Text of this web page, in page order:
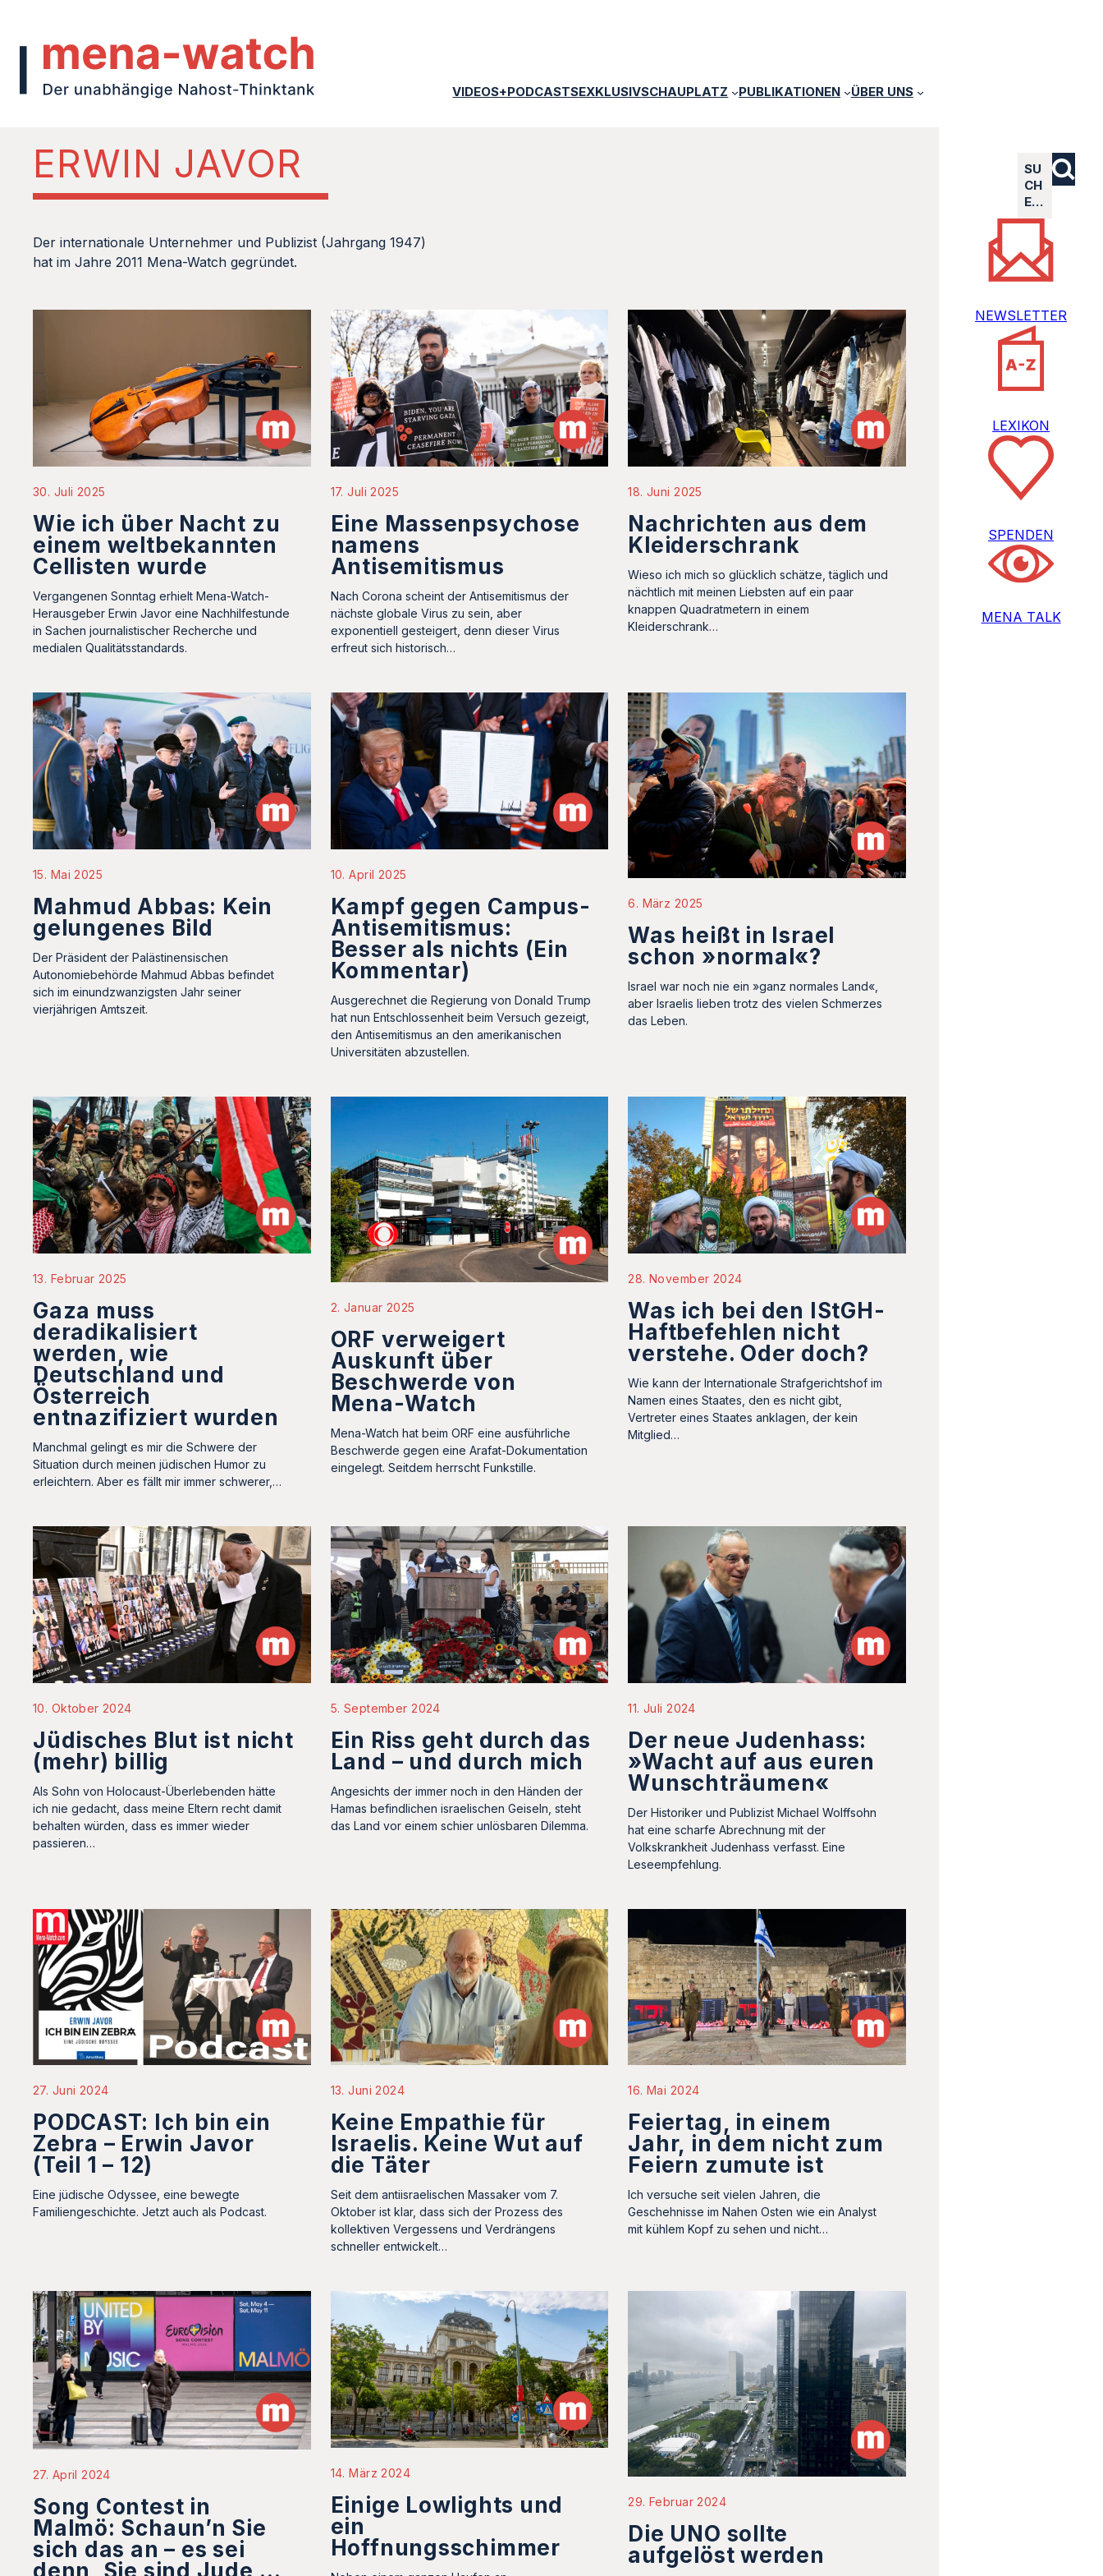
VIDEOS+PODCASTSEXKLUSIVSCHAUPLATZ PUBLIKATIONEN ÜBER UNS
ERWIN JAVOR
Der internationale Unternehmer und Publizist (Jahrgang 1947)
hat im Jahre 2011 Mena-Watch gegründet.
30. Juli 2025
Wie ich über Nacht zu
einem weltbekannten
Cellisten wurde
Vergangenen Sonntag erhielt Mena-Watch-
Herausgeber Erwin Javor eine Nachhilfestunde
in Sachen journalistischer Recherche und
medialen Qualitätsstandards.
17. Juli 2025
Eine Massenpsychose
namens
Antisemitismus
Nach Corona scheint der Antisemitismus der
nächste globale Virus zu sein, aber
exponentiell gesteigert, denn dieser Virus
erfreut sich historisch…
18. Juni 2025
Nachrichten aus dem
Kleiderschrank
Wieso ich mich so glücklich schätze, täglich und
nächtlich mit meinen Liebsten auf ein paar
knappen Quadratmetern in einem
Kleiderschrank…
15. Mai 2025
Mahmud Abbas: Kein
gelungenes Bild
Der Präsident der Palästinensischen
Autonomiebehörde Mahmud Abbas befindet
sich im einundzwanzigsten Jahr seiner
vierjährigen Amtszeit.
10. April 2025
Kampf gegen Campus-
Antisemitismus:
Besser als nichts (Ein
Kommentar)
Ausgerechnet die Regierung von Donald Trump
hat nun Entschlossenheit beim Versuch gezeigt,
den Antisemitismus an den amerikanischen
Universitäten abzustellen.
6. März 2025
Was heißt in Israel
schon »normal«?
Israel war noch nie ein »ganz normales Land«,
aber Israelis lieben trotz des vielen Schmerzes
das Leben.
13. Februar 2025
Gaza muss
deradikalisiert
werden, wie
Deutschland und
Österreich
entnazifiziert wurden
Manchmal gelingt es mir die Schwere der
Situation durch meinen jüdischen Humor zu
erleichtern. Aber es fällt mir immer schwerer,…
2. Januar 2025
ORF verweigert
Auskunft über
Beschwerde von
Mena-Watch
Mena-Watch hat beim ORF eine ausführliche
Beschwerde gegen eine Arafat-Dokumentation
eingelegt. Seitdem herrscht Funkstille.
28. November 2024
Was ich bei den IStGH-
Haftbefehlen nicht
verstehe. Oder doch?
Wie kann der Internationale Strafgerichtshof im
Namen eines Staates, den es nicht gibt,
Vertreter eines Staates anklagen, der kein
Mitglied…
10. Oktober 2024
Jüdisches Blut ist nicht
(mehr) billig
Als Sohn von Holocaust-Überlebenden hätte
ich nie gedacht, dass meine Eltern recht damit
behalten würden, dass es immer wieder
passieren…
5. September 2024
Ein Riss geht durch das
Land – und durch mich
Angesichts der immer noch in den Händen der
Hamas befindlichen israelischen Geiseln, steht
das Land vor einem schier unlösbaren Dilemma.
11. Juli 2024
Der neue Judenhass:
»Wacht auf aus euren
Wunschträumen«
Der Historiker und Publizist Michael Wolffsohn
hat eine scharfe Abrechnung mit der
Volkskrankheit Judenhass verfasst. Eine
Leseempfehlung.
27. Juni 2024
PODCAST: Ich bin ein
Zebra – Erwin Javor
(Teil 1 – 12)
Eine jüdische Odyssee, eine bewegte
Familiengeschichte. Jetzt auch als Podcast.
13. Juni 2024
Keine Empathie für
Israelis. Keine Wut auf
die Täter
Seit dem antiisraelischen Massaker vom 7.
Oktober ist klar, dass sich der Prozess des
kollektiven Vergessens und Verdrängens
schneller entwickelt…
16. Mai 2024
Feiertag, in einem
Jahr, in dem nicht zum
Feiern zumute ist
Ich versuche seit vielen Jahren, die
Geschehnisse im Nahen Osten wie ein Analyst
mit kühlem Kopf zu sehen und nicht…
27. April 2024
Song Contest in
Malmö: Schaun’n Sie
sich das an – es sei
denn, Sie sind Jude …
14. März 2024
Einige Lowlights und
ein
Hoffnungsschimmer
29. Februar 2024
Die UNO sollte
aufgelöst werden
SU
CH
E…
NEWSLETTER
LEXIKON
SPENDEN
MENA TALK